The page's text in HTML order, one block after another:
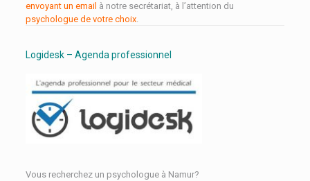
envoyant un email à notre secrétariat, à l’attention du
psychologue de votre choix.
Logidesk – Agenda professionnel
Vous recherchez un psychologue à Namur?